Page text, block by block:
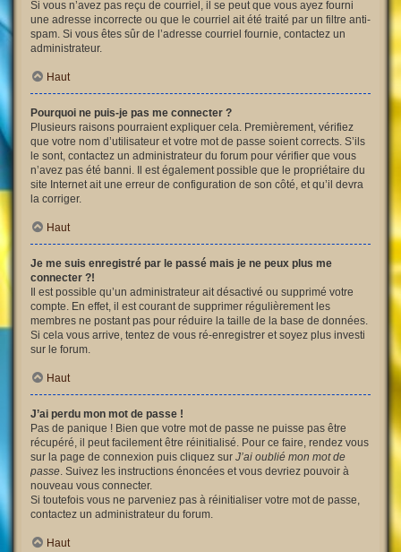
Si vous n’avez pas reçu de courriel, il se peut que vous ayez fourni
une adresse incorrecte ou que le courriel ait été traité par un filtre anti-
spam. Si vous êtes sûr de l’adresse courriel fournie, contactez un
administrateur.
Haut
Pourquoi ne puis-je pas me connecter ?
Plusieurs raisons pourraient expliquer cela. Premièrement, vérifiez
que votre nom d’utilisateur et votre mot de passe soient corrects. S’ils
le sont, contactez un administrateur du forum pour vérifier que vous
n’avez pas été banni. Il est également possible que le propriétaire du
site Internet ait une erreur de configuration de son côté, et qu’il devra
la corriger.
Haut
Je me suis enregistré par le passé mais je ne peux plus me
connecter ?!
Il est possible qu’un administrateur ait désactivé ou supprimé votre
compte. En effet, il est courant de supprimer régulièrement les
membres ne postant pas pour réduire la taille de la base de données.
Si cela vous arrive, tentez de vous ré-enregistrer et soyez plus investi
sur le forum.
Haut
J’ai perdu mon mot de passe !
Pas de panique ! Bien que votre mot de passe ne puisse pas être
récupéré, il peut facilement être réinitialisé. Pour ce faire, rendez vous
sur la page de connexion puis cliquez sur J’ai oublié mon mot de
passe. Suivez les instructions énoncées et vous devriez pouvoir à
nouveau vous connecter.
Si toutefois vous ne parveniez pas à réinitialiser votre mot de passe,
contactez un administrateur du forum.
Haut